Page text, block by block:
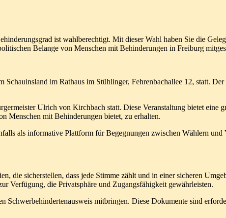
ist wahlberechtigt. Mit dieser Wahl haben Sie die
Belange von Menschen mit Behinderungen in Freiburg
im Rathaus im Stühlinger, Fehrenbachallee 12, statt.
Ulrich von Kirchbach statt. Diese Veranstaltung bietet eine
Menschen mit Behinderungen bietet, zu erhalten.
als informative Plattform für Begegnungen zwischen Wählern
die sicherstellen, dass jede Stimme zählt und in einer sicheren
Verfügung, die Privatsphäre und Zugangsfähigkeit gewährleisten.
Schwerbehindertenausweis mitbringen. Diese Dokumente sind